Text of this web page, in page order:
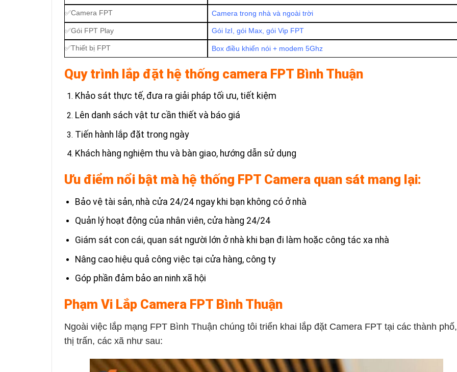
✅Camera FPT Camera trong nhà và ngoài trời
✅Gói FPT Play Gói IzI, gói Max, gói Vip FPT
✅Thiết bị FPT Box điều khiển nói + modem 5Ghz
Quy trình lắp đặt hệ thống camera FPT Bình Thuận
Khảo sát thực tế, đưa ra giải pháp tối ưu, tiết kiệm
Lên danh sách vật tư cần thiết và báo giá
Tiến hành lắp đặt trong ngày
Khách hàng nghiệm thu và bàn giao, hướng dẫn sử dụng
Ưu điểm nổi bật mà hệ thống FPT Camera quan sát mang lại:
Bảo vệ tài sản, nhà cửa 24/24 ngay khi bạn không có ở nhà
Quản lý hoạt động của nhân viên, cửa hàng 24/24
Giám sát con cái, quan sát người lớn ở nhà khi bạn đi làm hoặc công tác xa nhà
Nâng cao hiệu quả công việc tại cửa hàng, công ty
Góp phần đảm bảo an ninh xã hội
Phạm Vi Lắp Camera FPT Bình Thuận
Ngoài việc lắp mạng FPT Bình Thuận chúng tôi triển khai lắp đặt Camera FPT tại các thành phố,
thị trấn, các xã như sau: